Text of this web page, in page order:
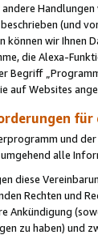
(und
können wir Ihnen
die Alexa-
Begriff
auf Websites
und
alle
diese
Rechten und
Ankündigung
zu haben) und